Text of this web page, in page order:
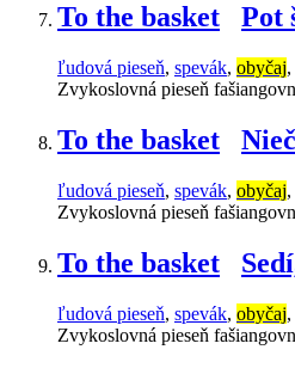
To the basket Pot
ľudová pieseň, spevák, obyčaj,
Zvykoslovná pieseň
To the basket
ľudová pieseň, spevák, obyčaj,
Zvykoslovná pieseň
To the basket
ľudová pieseň, spevák, obyčaj,
Zvykoslovná pieseň